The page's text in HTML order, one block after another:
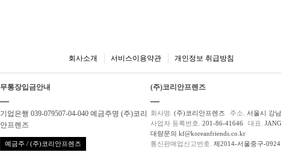
회사소개 서비스이용약관 개인정보 취급방침
무통장입금안내
기업은행 039-079507-04-040 예금주명 (주)코리
안프렌즈
예금주 / (주)코리안프렌즈
(주)코리안프렌즈
회사명. (주)코리안프렌즈 주소. 서울시 강
사업자 등록번호. 201-86-41646 대표.
대량문의 kf@koreanfriends.co.kr
통신판매업신고번호. 제2014-서울중구-0924